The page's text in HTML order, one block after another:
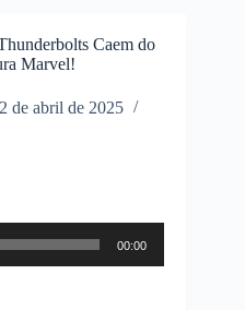
Caem do
Marvel!
2 de abril de 2025
00:00